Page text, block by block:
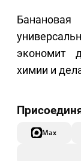
экономит
химии и
Max